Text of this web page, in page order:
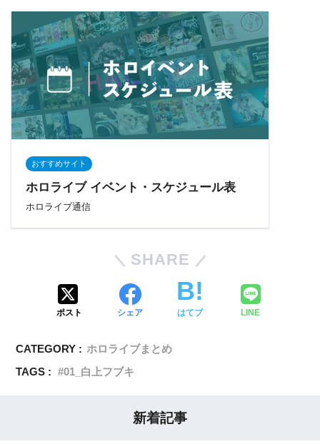
おすすめサイト
ホロライブ イベント・スケジュール表
ホロライブ通信
SHARE
ポスト シェア はてブ LINE
CATEGORY : ホロライブまとめ
TAGS :
01_白上フブキ
新着記事